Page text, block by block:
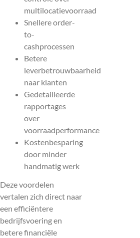
multilocatievoorraad
Snellere order-
to-
cashprocessen
Betere
leverbetrouwbaarheid
naar klanten
Gedetailleerde
rapportages
over
voorraadperformance
Kostenbesparing
door minder
handmatig werk
Deze voordelen
vertalen zich direct naar
een efficiëntere
bedrijfsvoering en
betere financiële